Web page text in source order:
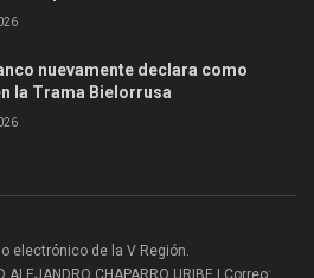
nuevamente declara como
la Trama Bielorrusa
electrónico de la V Región.
CHAPARRO URIBE | Correo: